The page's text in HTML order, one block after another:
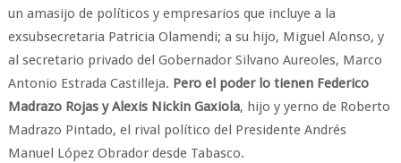
un amasijo de políticos y empresarios que incluye a la
exsubsecretaria Patricia Olamendi; a su hijo, Miguel Alonso, y
al secretario privado del Gobernador Silvano Aureoles, Marco
Antonio Estrada Castilleja. Pero el poder lo tienen Federico
Madrazo Rojas y Alexis Nickin Gaxiola, hijo y yerno de Roberto
Madrazo Pintado, el rival político del Presidente Andrés
Manuel López Obrador desde Tabasco.